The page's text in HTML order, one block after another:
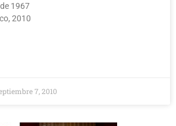
1967
2010
7, 2010